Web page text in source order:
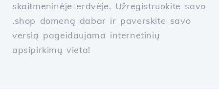
skaitmeninėje erdvėje. Užregistruokite savo
.shop domeną dabar ir paverskite savo
verslą pageidaujama internetinių
apsipirkimų vieta!